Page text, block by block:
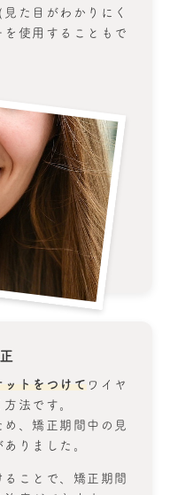
た目がわかりにく
使用することもで
ットをつけて ワイヤ
法です。
、矯正期間中の見
りました。
ことで、矯正期間